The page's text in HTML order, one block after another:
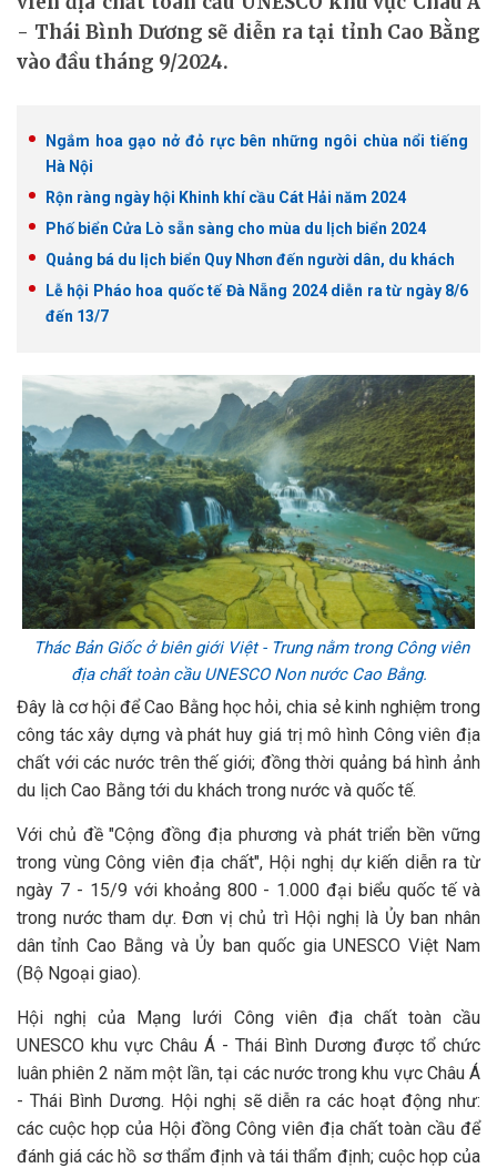
- Thái Bình Dương sẽ diễn ra tại tỉnh Cao Bằng
vào đầu tháng 9/2024.
Ngắm hoa gạo nở đỏ rực bên những ngôi chùa nổi tiếng
Hà Nội
Rộn ràng ngày hội Khinh khí cầu Cát Hải năm 2024
Phố biển Cửa Lò sẵn sàng cho mùa du lịch biển 2024
Quảng bá du lịch biển Quy Nhơn đến người dân, du khách
Lễ hội Pháo hoa quốc tế Đà Nẵng 2024 diễn ra từ ngày 8/6
đến 13/7
Thác Bản Giốc ở biên giới Việt - Trung nằm trong Công viên
địa chất toàn cầu UNESCO Non nước Cao Bằng.
Đây là cơ hội để Cao Bằng học hỏi, chia sẻ kinh nghiệm trong
công tác xây dựng và phát huy giá trị mô hình Công viên địa
chất với các nước trên thế giới; đồng thời quảng bá hình ảnh
du lịch Cao Bằng tới du khách trong nước và quốc tế.
Với chủ đề "Cộng đồng địa phương và phát triển bền vững
trong vùng Công viên địa chất", Hội nghị dự kiến diễn ra từ
ngày 7 - 15/9 với khoảng 800 - 1.000 đại biểu quốc tế và
trong nước tham dự. Đơn vị chủ trì Hội nghị là Ủy ban nhân
dân tỉnh Cao Bằng và Ủy ban quốc gia UNESCO Việt Nam
(Bộ Ngoại giao).
Hội nghị của Mạng lưới Công viên địa chất toàn cầu
UNESCO khu vực Châu Á - Thái Bình Dương được tổ chức
luân phiên 2 năm một lần, tại các nước trong khu vực Châu Á
- Thái Bình Dương. Hội nghị sẽ diễn ra các hoạt động như:
các cuộc họp của Hội đồng Công viên địa chất toàn cầu để
đánh giá các hồ sơ thẩm định và tái thẩm định; cuộc họp của